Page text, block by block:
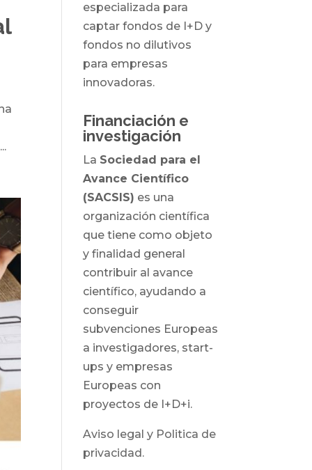
especializada para
captar fondos de I+D y
fondos no dilutivos
para empresas
innovadoras.
Financiación e
investigación
La Sociedad para el
Avance Científico
(SACSIS) es una
organización científica
que tiene como objeto
y finalidad general
contribuir al avance
científico, ayudando a
conseguir
subvenciones Europeas
a investigadores, start-
ups y empresas
Europeas con
proyectos de I+D+i.
Aviso legal y Politica de
privacidad.